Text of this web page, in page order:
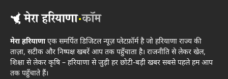
मेरा हरियाणाएक समर्पित डिजिटल न्यूज़ प्लेटफ़ॉर्म है जो हरियाणा राज्य की
ताज़ा, सटीक और निष्पक्ष खबरें आप तक पहुँचाता है। राजनीति से लेकर खेल,
शिक्षा से लेकर कृषि – हरियाणा से जुड़ी हर छोटी-बड़ी खबर सबसे पहले हम आप
तक पहुँचाते हैं।